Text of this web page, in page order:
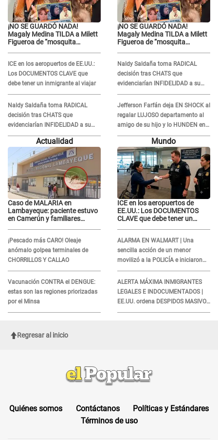
¡NO SE GUARDÓ NADA!
Magaly Medina TILDA a Milett
Figueroa de “mosquita
Marcelo Tinelli en TV argentina
ICE en los aeropuertos de EE.UU.:
Los DOCUMENTOS CLAVE que
debe tener un inmigrante al viajar
Naldy Saldaña toma RADICAL
decisión tras CHATS que
evidenciarían INFIDELIDAD a su
novio con animador de 'La Bella
Luz': "Un día..."
¡NO SE GUARDÓ NADA!
Magaly Medina TILDA a Milett
Figueroa de “mosquita
Marcelo Tinelli en TV argentina
Naldy Saldaña toma RADICAL
decisión tras CHATS que
evidenciarían INFIDELIDAD a su
novio con animador de 'La Bella
Luz': "Un día..."
Jefferson Farfán deja EN SHOCK al
regalar LUJOSO departamento al
amigo de su hijo y lo HUNDEN en
redes: "A su hija se lo negó"
Actualidad
Caso de MALARIA en
Lambayeque: paciente estuvo
en Camerún y familiares
¡Pescado más CARO! Oleaje
anómalo golpea terminales de
CHORRILLOS Y CALLAO
Vacunación CONTRA el DENGUE:
estas son las regiones priorizadas
por el Minsa
Mundo
ICE en los aeropuertos de
EE.UU.: Los DOCUMENTOS
CLAVE que debe tener un
ALARMA EN WALMART | Una
sencilla acción de un menor
movilizó a la POLICÍA e iniciaron
una investigación por lo hallado:
¿Qué ocurrió?
ALERTA MÁXIMA INMIGRANTES
LEGALES E INDOCUMENTADOS |
EE.UU. ordena DESPIDOS MASIVOS
y DEPORTACIONES a estos
Regresar al inicio
Quiénes somos Contáctanos
Políticas y Estándares
Términos de uso